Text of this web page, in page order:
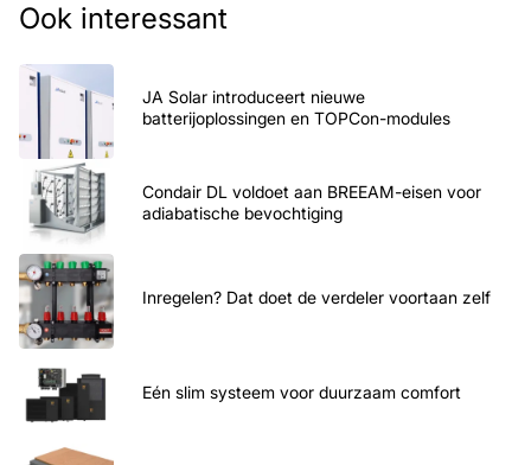
Ook interessant
JA Solar introduceert nieuwe
batterijoplossingen en TOPCon-modules
Condair DL voldoet aan BREEAM-eisen voor
adiabatische bevochtiging
Inregelen? Dat doet de verdeler voortaan zelf
Eén slim systeem voor duurzaam comfort